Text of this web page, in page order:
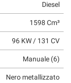
Diesel
1598 Cm³
96 KW / 131 CV
Manuale (6)
Nero metallizzato